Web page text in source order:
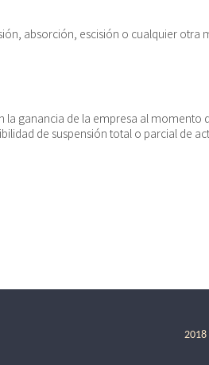
absorción, escisión o cualquier
la ganancia de la empresa al
de suspensión total o parcial de
2018